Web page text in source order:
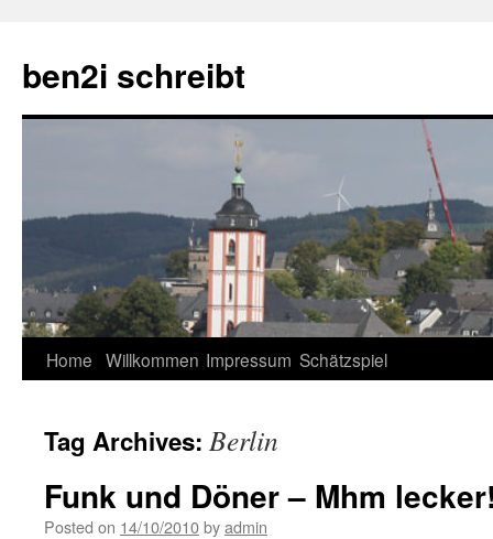
ben2i schreibt
Skip
content
Home Willkommen Impressum Schätzspiel
Tag Archives: Berlin
Funk und Döner – Mhm
Posted on 14/10/2010byadmin